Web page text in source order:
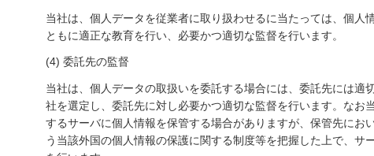
当社は、個人データを従業者に取り扱わせるに当たっては、個人
ともに適正な教育を行い、必要かつ適切な監督を行います。
(4) 委託先の監督
当社は、個人データの取扱いを委託する場合には、委託先には適
社を選定し、委託先に対し必要かつ適切な監督を行います。なお
するサーバに個人情報を保管する場合がありますが、保管先にお
う当該外国の個人情報の保護に関する制度等を把握した上で、サ